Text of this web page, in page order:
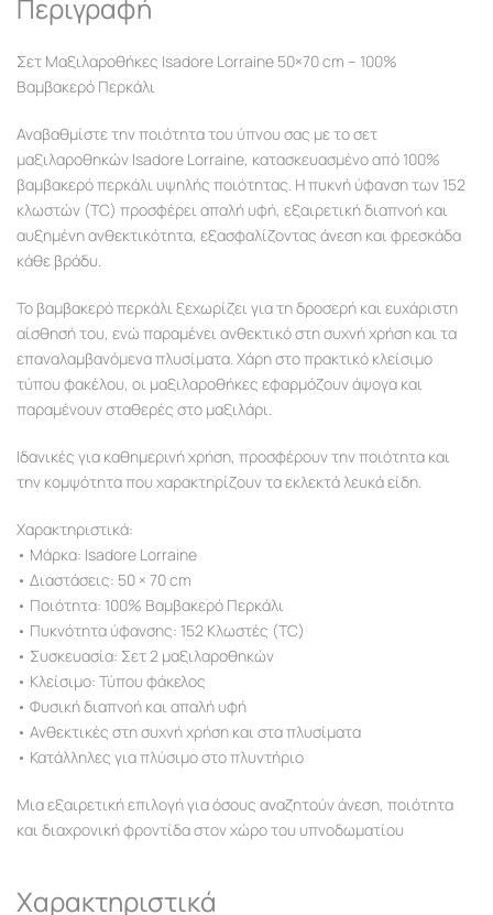
Περιγραφή
Σετ Μαξιλαροθήκες Isadore Lorraine 50×70 cm – 100%
Βαμβακερό Περκάλι
Αναβαθμίστε την ποιότητα του ύπνου σας με το σετ
μαξιλαροθηκών Isadore Lorraine, κατασκευασμένο από 100%
βαμβακερό περκάλι υψηλής ποιότητας. Η πυκνή ύφανση των 152
κλωστών (TC) προσφέρει απαλή υφή, εξαιρετική διαπνοή και
αυξημένη ανθεκτικότητα, εξασφαλίζοντας άνεση και φρεσκάδα
κάθε βράδυ.
Το βαμβακερό περκάλι ξεχωρίζει για τη δροσερή και ευχάριστη
αίσθησή του, ενώ παραμένει ανθεκτικό στη συχνή χρήση και τα
επαναλαμβανόμενα πλυσίματα. Χάρη στο πρακτικό κλείσιμο
τύπου φακέλου, οι μαξιλαροθήκες εφαρμόζουν άψογα και
παραμένουν σταθερές στο μαξιλάρι.
Ιδανικές για καθημερινή χρήση, προσφέρουν την ποιότητα και
την κομψότητα που χαρακτηρίζουν τα εκλεκτά λευκά είδη.
Χαρακτηριστικά:
• Μάρκα: Isadore Lorraine
• Διαστάσεις: 50 × 70 cm
• Ποιότητα: 100% Βαμβακερό Περκάλι
• Πυκνότητα ύφανσης: 152 Κλωστές (TC)
• Συσκευασία: Σετ 2 μαξιλαροθηκών
• Κλείσιμο: Τύπου φάκελος
• Φυσική διαπνοή και απαλή υφή
• Ανθεκτικές στη συχνή χρήση και στα πλυσίματα
• Κατάλληλες για πλύσιμο στο πλυντήριο
Μια εξαιρετική επιλογή για όσους αναζητούν άνεση, ποιότητα
και διαχρονική φροντίδα στον χώρο του υπνοδωματίου
Χαρακτηριστικά